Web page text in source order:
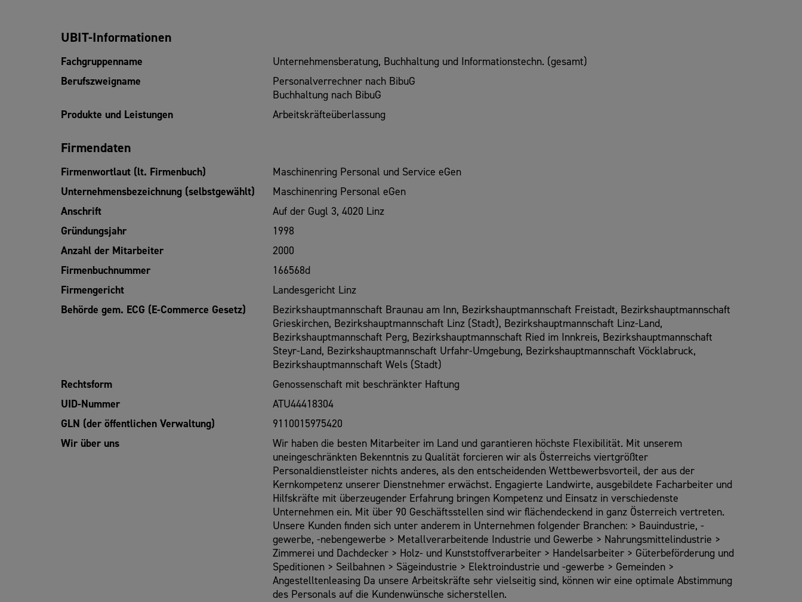
UBIT-Informationen
Fachgruppenname
Unternehmensberatung, Buchhaltung und Informationstechn. (gesamt)
Berufszweigname
Personalverrechner nach BibuG
Buchhaltung nach BibuG
Produkte und Leistungen
Arbeitskräfteüberlassung
Firmendaten
Firmenwortlaut (lt. Firmenbuch)
Maschinenring Personal und Service eGen
Unternehmensbezeichnung (selbstgewählt)
Maschinenring Personal eGen
Anschrift
Auf der Gugl 3, 4020 Linz
Gründungsjahr
1998
Anzahl der Mitarbeiter
2000
Firmenbuchnummer
166568d
Firmengericht
Landesgericht Linz
Behörde gem. ECG (E-Commerce Gesetz)
Bezirkshauptmannschaft Braunau am Inn, Bezirkshauptmannschaft Freistadt, Bezirkshauptmannschaft
Grieskirchen, Bezirkshauptmannschaft Linz (Stadt), Bezirkshauptmannschaft Linz-Land,
Bezirkshauptmannschaft Perg, Bezirkshauptmannschaft Ried im Innkreis, Bezirkshauptmannschaft
Steyr-Land, Bezirkshauptmannschaft Urfahr-Umgebung, Bezirkshauptmannschaft Vöcklabruck,
Bezirkshauptmannschaft Wels (Stadt)
Rechtsform
Genossenschaft mit beschränkter Haftung
UID-Nummer
ATU44418304
GLN (der öffentlichen Verwaltung)
9110015975420
Wir über uns
Wir haben die besten Mitarbeiter im Land und garantieren höchste Flexibilität. Mit unserem
uneingeschränkten Bekenntnis zu Qualität forcieren wir als Österreichs viertgrößter
Personaldienstleister nichts anderes, als den entscheidenden Wettbewerbsvorteil, der aus der
Kernkompetenz unserer Dienstnehmer erwächst. Engagierte Landwirte, ausgebildete Facharbeiter und
Hilfskräfte mit überzeugender Erfahrung bringen Kompetenz und Einsatz in verschiedenste
Unternehmen ein. Mit über 90 Geschäftsstellen sind wir flächendeckend in ganz Österreich vertreten.
Unsere Kunden finden sich unter anderem in Unternehmen folgender Branchen: > Bauindustrie, -
gewerbe, -nebengewerbe > Metallverarbeitende Industrie und Gewerbe > Nahrungsmittelindustrie >
Zimmerei und Dachdecker > Holz- und Kunststoffverarbeiter > Handelsarbeiter > Güterbeförderung und
Speditionen > Seilbahnen > Sägeindustrie > Elektroindustrie und -gewerbe > Gemeinden >
Angestelltenleasing Da unsere Arbeitskräfte sehr vielseitig sind, können wir eine optimale Abstimmung
des Personals auf die Kundenwünsche sicherstellen.